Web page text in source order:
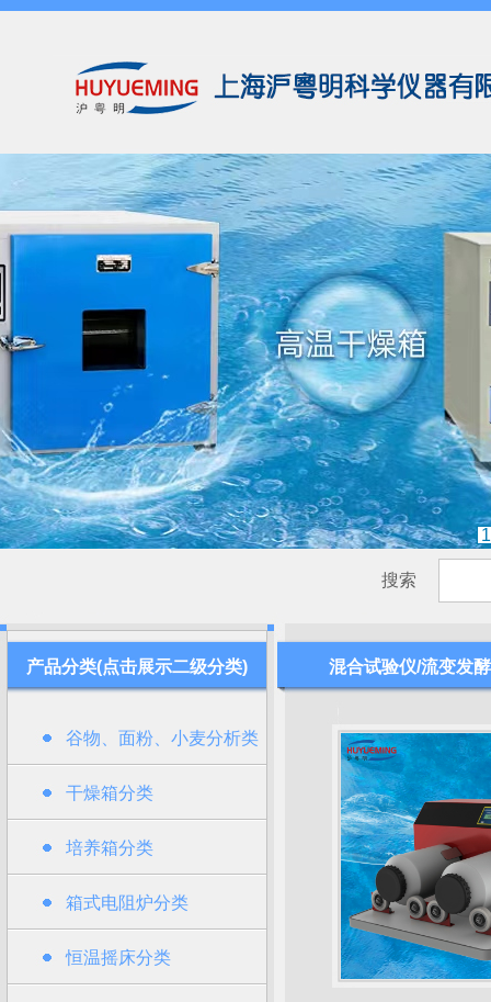
1
搜索
产品分类(点击展示二级分类)
谷物、面粉、小麦分析类
干燥箱分类
培养箱分类
箱式电阻炉分类
恒温摇床分类
混合试验仪/流变发